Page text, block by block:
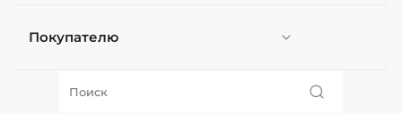
Персонификация
Покупателю
О нас